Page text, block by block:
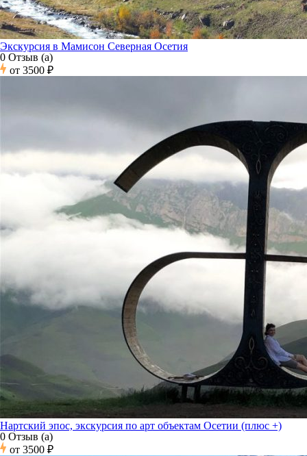
Экскурсия в Мамисон Северная Осетия
0 Отзыв (а)
от 3500 ₽
Нартский эпос, экскурсия по арт объектам Осетии (плюс +)
0 Отзыв (а)
от 3500 ₽